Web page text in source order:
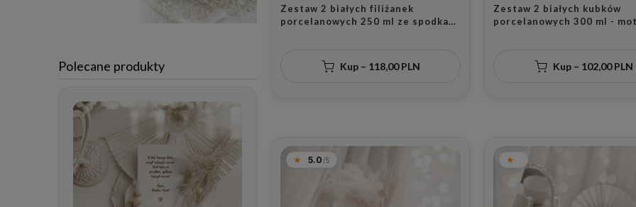
Polecane produkty
Zestaw 2 białych filiżanek
porcelanowych 250 ml ze spodkami
dla rodziców na rocznicę ślubu
Kup – 118,00 PLN
Zestaw 2 białych kubków
porcelanowych 300 ml -
najlepszy dla rodziców na
Matki i OjcaKup – 102,00 PLN
5.0